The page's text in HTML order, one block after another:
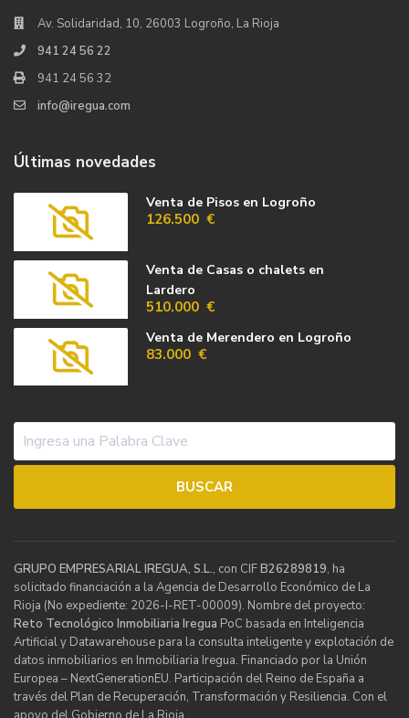
Av. Solidaridad, 10, 26003 Logroño, La Rioja
941 24 56 22
941 24 56 32
info@iregua.com
Últimas novedades
Venta de Pisos en Logroño
126.500 €
Venta de Casas o chalets en
Lardero
510.000 €
Venta de Merendero en Logroño
83.000 €
GRUPO EMPRESARIAL IREGUA, S.L., con CIFB26289819, ha
solicitado financiación a la Agencia de Desarrollo Económico de La
Rioja (No expediente: 2026-I-RET-00009). Nombre del proyecto:
Reto Tecnológico Inmobiliaria Iregua PoC basada en Inteligencia
Artificial y Datawarehouse para la consulta inteligente y explotación de
datos inmobiliarios en Inmobiliaria Iregua. Financiado por la Unión
Europea – NextGenerationEU. Participación del Reino de España a
través del Plan de Recuperación, Transformación y Resiliencia. Con el